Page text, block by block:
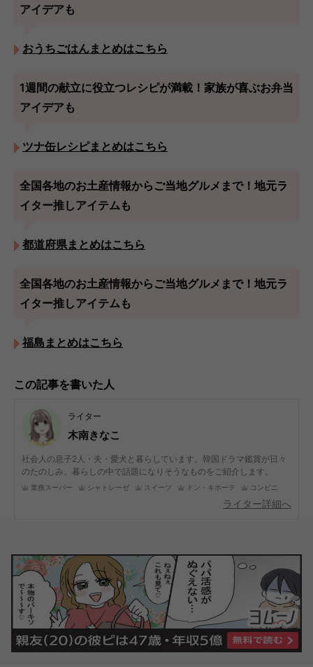
アイデアも
おうちごはんまとめはこちら
1週間の献立に役立つレシピが満載！家族が喜ぶお弁当
アイデアも
ツナ缶レシピまとめはこちら
全国各地のお土産情報からご当地グルメまで！地元ラ
イター推しアイテムも
都道府県まとめはこちら
全国各地のお土産情報からご当地グルメまで！地元ラ
イター推しアイテムも
福島まとめはこちら
この記事を書いた人
ライター
木南きなこ
社会人の息子2人・夫・愛犬と暮らしています。韓国ドラマ鑑賞が日々
のたのしみ。暮らしの中で話題になりそうなものをご紹介します。
業務スーパー シャトレーゼ スイーツ ドン・キホーテ コンビニ
ライター詳細へ